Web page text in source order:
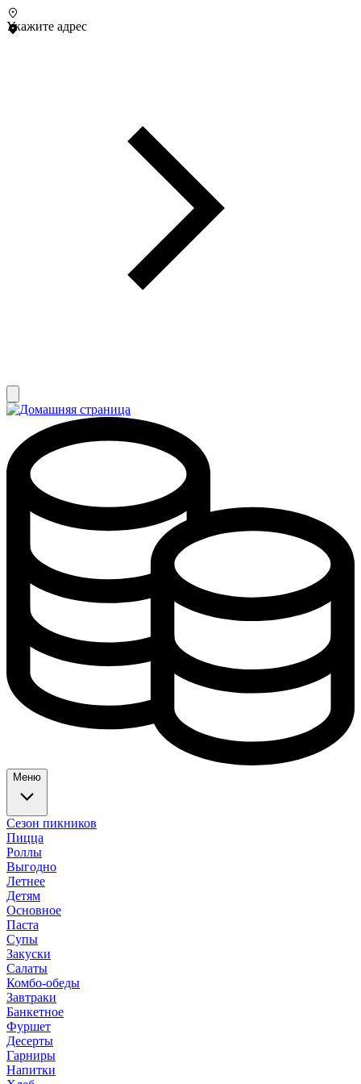
Укажите адрес
Меню
Сезон пикников
Пицца
Роллы
Выгодно
Летнее
Детям
Основное
Паста
Супы
Закуски
Салаты
Комбо-обеды
Завтраки
Банкетное
Фуршет
Десерты
Гарниры
Напитки